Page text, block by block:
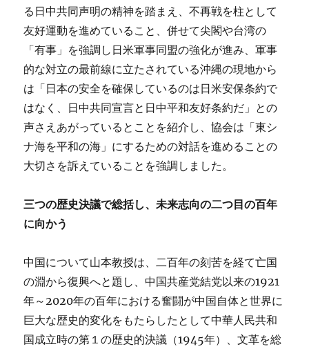
る日中共同声明の精神を踏まえ、不再戦を柱として
友好運動を進めていること、併せて尖閣や台湾の
「有事」を強調し日米軍事同盟の強化が進み、軍事
的な対立の最前線に立たされている沖縄の現地から
は「日本の安全を確保しているのは日米安保条約で
はなく、日中共同宣言と日中平和友好条約だ」との
声さえあがっているとことを紹介し、協会は「東シ
ナ海を平和の海」にするための対話を進めることの
大切さを訴えていることを強調しました。
三つの歴史決議で総括し、未来志向の二つ目の百年
に向かう
中国について山本教授は、二百年の刻苦を経て亡国
の淵から復興へと題し、中国共産党結党以来の1921
年～2020年の百年における奮闘が中国自体と世界に
巨大な歴史的変化をもたらしたとして中華人民共和
国成立時の第１の歴史的決議（1945年）、文革を総